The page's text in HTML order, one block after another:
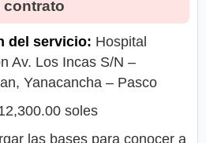
contrato
del servicio: Hospital
Av. Los Incas S/N –
Yanacancha – Pasco
soles
las bases para conocer a